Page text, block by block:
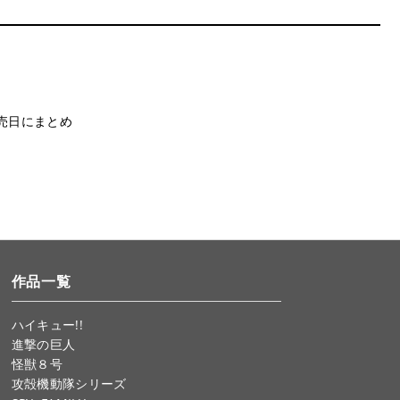
日にまとめ
作品一覧
ハイキュー!!
進撃の巨人
怪獣８号
攻殻機動隊シリーズ